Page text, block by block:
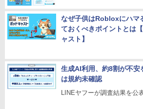
なぜ子供はRobloxにハマ
ておくべきポイントとは
ャスト】
生成AI利用、約8割が不安
は規約未確認
LINEヤフーが調査結果を公